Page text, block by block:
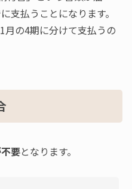
支払うことになります。
月の4期に分けて支払うの
要となります。